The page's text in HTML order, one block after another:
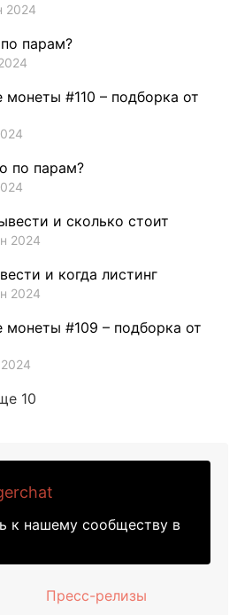
1
2024
парам?
монеты #110 – подборка от
по парам?
и сколько стоит
2024
и когда листинг
2024
монеты #109 – подборка от
10
к нашему сообществу в
Пресс-релизы